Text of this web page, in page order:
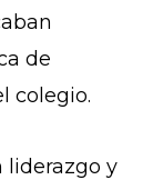
de
colegio.
liderazgo y